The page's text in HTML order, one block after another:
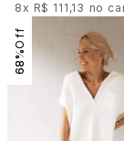
8x R$ 111,13
68%